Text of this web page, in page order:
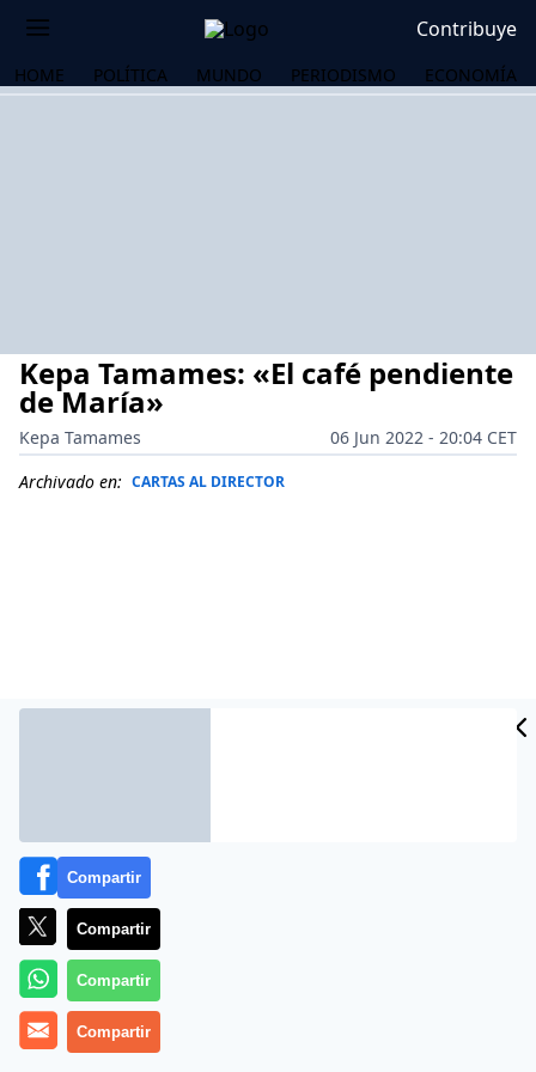
Contribuye
HOME POLÍTICA MUNDO PERIODISMO ECONOMÍA
Kepa Tamames: «El café pendiente
de María»
Kepa Tamames
06 Jun 2022 - 20:04 CET
Archivado en: CARTAS AL DIRECTOR
Más información
Compartir
Compartir
Compartir
Compartir